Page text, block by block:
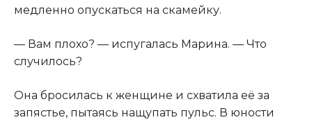
медленно опускаться на скамейку.
— Вам плохо? — испугалась Марина. — Что
случилось?
Она бросилась к женщине и схватила её за
запястье, пытаясь нащупать пульс. В юности